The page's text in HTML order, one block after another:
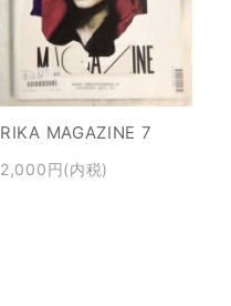
RIKA MAGAZINE 7
2,000円(内税)